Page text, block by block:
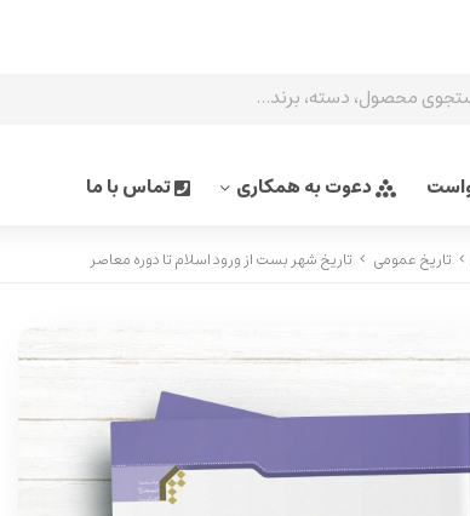
دعوت به همکاری تماس با ما
تاریخ عمومی تاریخ شهر بست از ورود اسلام تا دوره معاصر